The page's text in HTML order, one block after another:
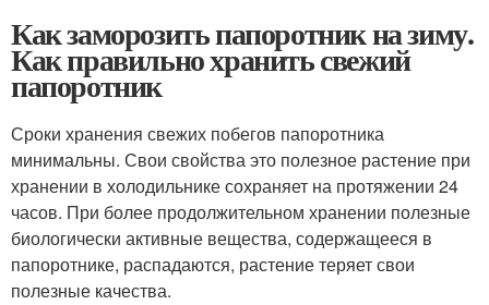
Как заморозить папоротник на зиму.
Как правильно хранить свежий
папоротник
Сроки хранения свежих побегов папоротника
минимальны. Свои свойства это полезное растение при
хранении в холодильнике сохраняет на протяжении 24
часов. При более продолжительном хранении полезные
биологически активные вещества, содержащееся в
папоротнике, распадаются, растение теряет свои
полезные качества.